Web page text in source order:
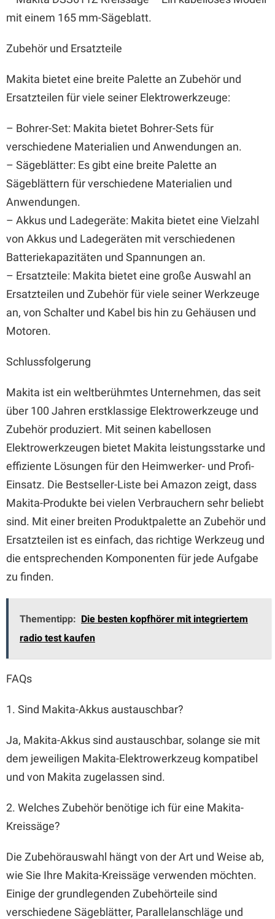
mit einem 165 mm-Sägeblatt.
Zubehör und Ersatzteile
Makita bietet eine breite Palette an Zubehör und
Ersatzteilen für viele seiner Elektrowerkzeuge:
– Bohrer-Set: Makita bietet Bohrer-Sets für
verschiedene Materialien und Anwendungen an.
– Sägeblätter: Es gibt eine breite Palette an
Sägeblättern für verschiedene Materialien und
Anwendungen.
– Akkus und Ladegeräte: Makita bietet eine Vielzahl
von Akkus und Ladegeräten mit verschiedenen
Batteriekapazitäten und Spannungen an.
– Ersatzteile: Makita bietet eine große Auswahl an
Ersatzteilen und Zubehör für viele seiner Werkzeuge
an, von Schalter und Kabel bis hin zu Gehäusen und
Motoren.
Schlussfolgerung
Makita ist ein weltberühmtes Unternehmen, das seit
über 100 Jahren erstklassige Elektrowerkzeuge und
Zubehör produziert. Mit seinen kabellosen
Elektrowerkzeugen bietet Makita leistungsstarke und
effiziente Lösungen für den Heimwerker- und Profi-
Einsatz. Die Bestseller-Liste bei Amazon zeigt, dass
Makita-Produkte bei vielen Verbrauchern sehr beliebt
sind. Mit einer breiten Produktpalette an Zubehör und
Ersatzteilen ist es einfach, das richtige Werkzeug und
die entsprechenden Komponenten für jede Aufgabe
zu finden.
Thementipp: Die besten kopfhörer mit integriertem
radio test kaufen
FAQs
1. Sind Makita-Akkus austauschbar?
Ja, Makita-Akkus sind austauschbar, solange sie mit
dem jeweiligen Makita-Elektrowerkzeug kompatibel
und von Makita zugelassen sind.
2. Welches Zubehör benötige ich für eine Makita-
Kreissäge?
Die Zubehörauswahl hängt von der Art und Weise ab,
wie Sie Ihre Makita-Kreissäge verwenden möchten.
Einige der grundlegenden Zubehörteile sind
verschiedene Sägeblätter, Parallelanschläge und